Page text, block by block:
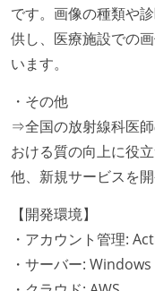
です。画像の種類や
供し、医療施設での
います。
・その他
⇒全国の放射線科医
おける質の向上に役
他、新規サービスを開
【開発環境】
・アカウント管理:
・サーバー: Windows